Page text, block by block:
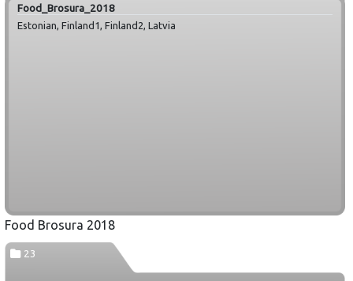
Food_Brosura_2018
Estonian, Finland1, Finland2, Latvia
Food Brosura 2018
23